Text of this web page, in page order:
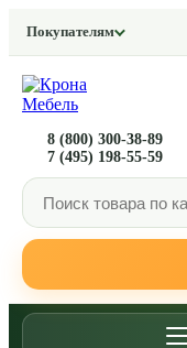
Покупателям
8 (800) 300-38-89
7 (495) 198-55-59